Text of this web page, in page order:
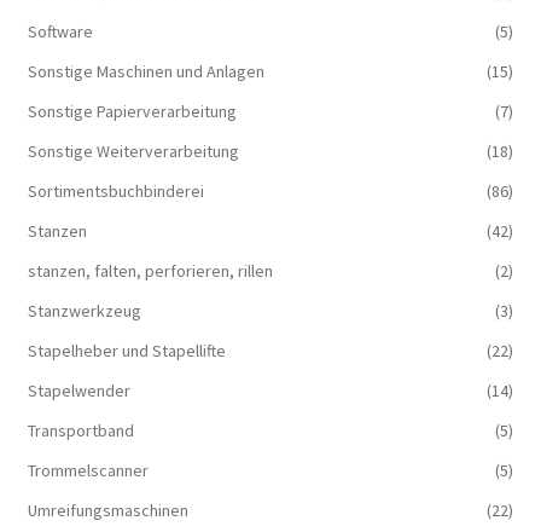
Software
(5)
Sonstige Maschinen und Anlagen
(15)
Sonstige Papierverarbeitung
(7)
Sonstige Weiterverarbeitung
(18)
Sortimentsbuchbinderei
(86)
Stanzen
(42)
stanzen, falten, perforieren, rillen
(2)
Stanzwerkzeug
(3)
Stapelheber und Stapellifte
(22)
Stapelwender
(14)
Transportband
(5)
Trommelscanner
(5)
Umreifungsmaschinen
(22)